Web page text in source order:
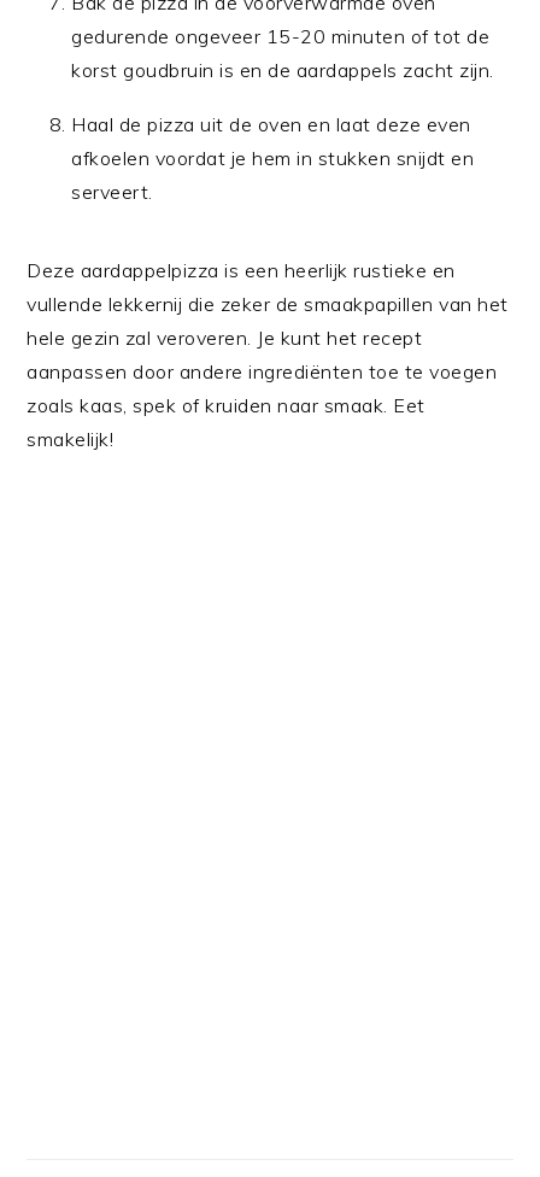
gedurende ongeveer 15-20 minuten of tot de
korst goudbruin is en de aardappels zacht zijn.
Haal de pizza uit de oven en laat deze even
afkoelen voordat je hem in stukken snijdt en
serveert.
Deze aardappelpizza is een heerlijk rustieke en
vullende lekkernij die zeker de smaakpapillen van het
hele gezin zal veroveren. Je kunt het recept
aanpassen door andere ingrediënten toe te voegen
zoals kaas, spek of kruiden naar smaak. Eet
smakelijk!